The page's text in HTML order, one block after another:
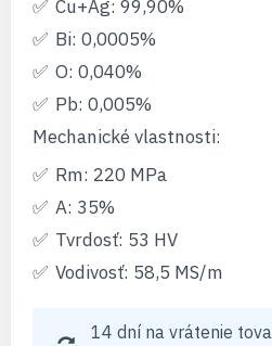
Cu+Ag: 99,90%
Bi: 0,0005%
O: 0,040%
Pb: 0,005%
Mechanické vlastnosti:
Rm: 220 MPa
A: 35%
Tvrdosť: 53 HV
Vodivosť: 58,5 MS/m
14 dní na vrátenie